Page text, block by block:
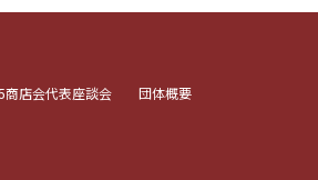
商店会代表座談会 団体概要